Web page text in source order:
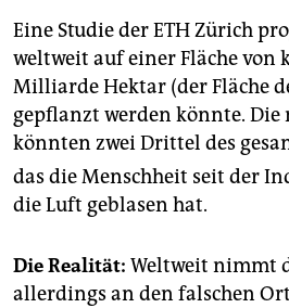
Eine Studie der ETH Zürich
weltweit auf einer Fläche von
Milliarde Hektar (der Fläche
gepflanzt werden könnte. Die
könnten zwei Drittel des
das die Menschheit seit der
die Luft geblasen hat.
Die Realität: Weltweit nimmt
allerdings an den falschen